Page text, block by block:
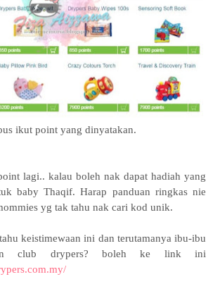
ikut point yang dinyatakan.
lagi.. kalau boleh nak dapat hadiah yang
baby Thaqif.Harap panduan ringkas nie
yg tak tahu nak cari kod unik.
keistimewaan ini dan terutamanya ibu-ibu
club drypers? boleh ke link ini